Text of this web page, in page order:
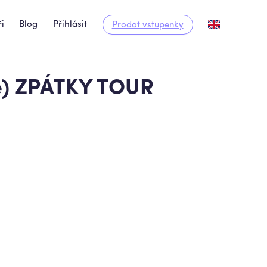
Blog Přihlásit Prodat vstupenky
ZPÁTKY TOUR